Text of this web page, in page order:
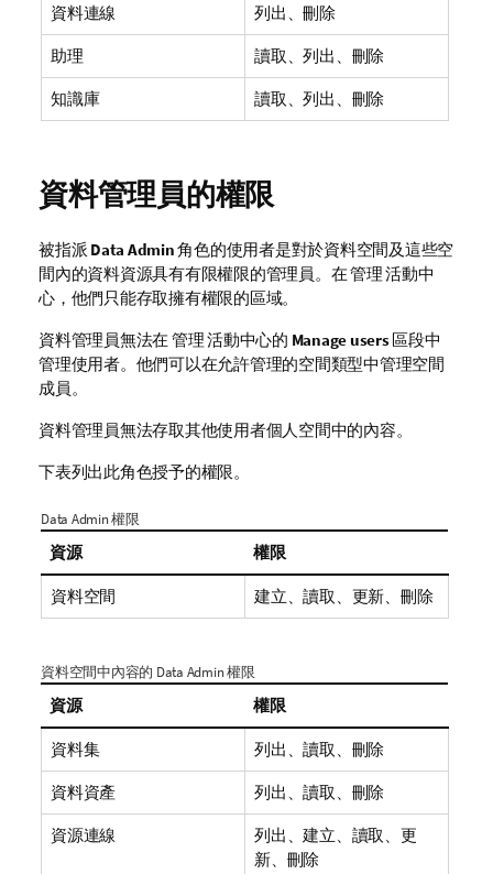
資料連線 列出、刪除
助理 讀取、列出、刪除
知識庫 讀取、列出、刪除
資料管理員的權限
被指派 Data Admin角色的使用者是對於資料空間及這些空
間內的資料資源具有有限權限的管理員。在管理活動中
心，他們只能存取擁有權限的區域。
資料管理員無法在 管理活動中心的 Manage users區段中
管理使用者。他們可以在允許管理的空間類型中管理空間
成員。
資料管理員無法存取其他使用者個人空間中的內容。
下表列出此角色授予的權限。
Data Admin 權限
資源 權限
資料空間 建立、讀取、更新、刪除
資料空間中內容的 Data Admin 權限
資源 權限
資料集 列出、讀取、刪除
資料資產 列出、讀取、刪除
資源連線
列出、建立、讀取、更
新、刪除